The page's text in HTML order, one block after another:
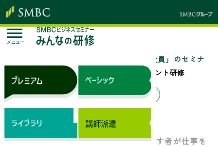
メニュー
「中堅社員」のセミナ
中堅社員のためのタイムマネジメント研修
来場セミナー オンラインセミナー
仕事の効率UP！ 生産性UP！ 時間を制す者が仕事を